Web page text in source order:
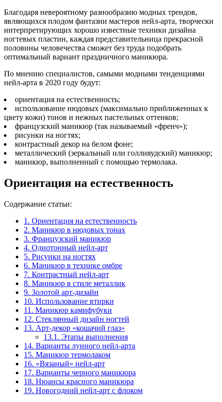
Благодаря невероятному разнообразию модных трендов,
являющихся плодом фантазии мастеров нейл-арта, творчески
интерпретирующих хорошо известные техники дизайна
ногтевых пластин, каждая представительница прекрасной
половины человечества сможет без труда подобрать
оптимальный вариант праздничного маникюра.
По мнению специалистов, самыми модными тенденциями
нейл-арта в 2020 году будут:
ориентация на естественность;
использование нюдовых (максимально приближенных к
цвету кожи) тонов и нежных пастельных оттенков;
французский маникюр (так называемый «френч»);
рисунки на ногтях;
контрастный декор на белом фоне;
металлический (зеркальный или голливудский) маникюр;
маникюр, выполненный с помощью термолака.
Ориентация на естественность
Содержание статьи:
1. Ориентация на естественность
2. Маникюр в нюдовых тонах
3. Французский маникюр
4. Однотонный нейл-арт
5. Рисунки на ногтях
6. Маникюр в технике омбре
7. Контрастный нейл-арт
8. Маникюр в стиле металлик
9. Золотой арт-дизайн
10. Использование втирки
11. Маникюр камифубуки
12. Стеклянный дизайн ногтей
13. Арт-декор «кошачий глаз»
13.1. Этапы выполнения
14. Варианты лунного нейл-арта
15. Маникюр термолаком
16. «Вязаный» нейл-арт
17. Варианты черного маникюра
18. Нюансы красного маникюра
19. Новогодний нейл-арт с флоком